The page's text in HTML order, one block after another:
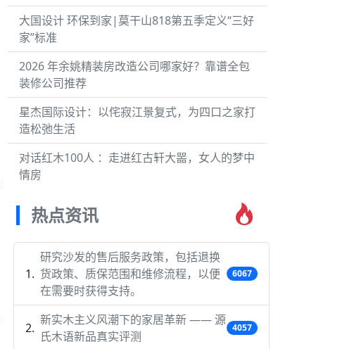
大国设计 环保到家|莫干山818第五季定义“三好
家”标准
2026 年余姚精装房改造公司哪家好？靠谱全包
装修公司推荐
星杰国际设计：以侘寂江景复式，为四口之家打
造松弛生活
对话红木100人 ：走进红古轩大噐，女人的梦中
情房
热点资讯
研究沙发的售后服务政策，包括退换
货政策、质保范围和维修流程，以便
在需要时获得支持。
6067
新实木主义风潮下的家居革新 —— 源
氏木语新品真实评测
4057